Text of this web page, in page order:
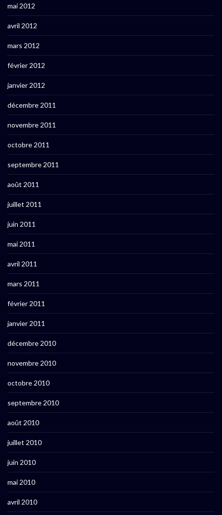
mai 2012
avril 2012
mars 2012
février 2012
janvier 2012
décembre 2011
novembre 2011
octobre 2011
septembre 2011
août 2011
juillet 2011
juin 2011
mai 2011
avril 2011
mars 2011
février 2011
janvier 2011
décembre 2010
novembre 2010
octobre 2010
septembre 2010
août 2010
juillet 2010
juin 2010
mai 2010
avril 2010